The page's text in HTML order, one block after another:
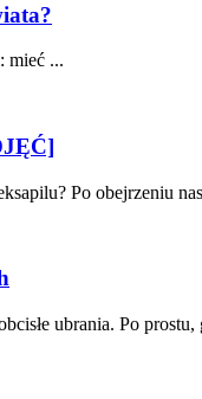
mieć ...
Po obejrzeniu
ubrania. Po prostu,